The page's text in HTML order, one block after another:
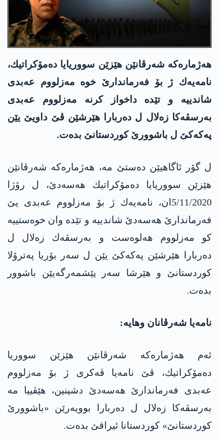
هه‌ژماره‌كه‌ شه‌رڤانێن هێزێن سووریایا ده‌مۆكراتیك،
نامه‌یه‌ك ژ بۆ فه‌رماندارێ خوه‌ مه‌زلووم عه‌بدی
شاندییه‌ و تێده‌ داخواز كرنه‌ مه‌زلووم عه‌بدی
به‌رسڤه‌كا زه‌لال ل ده‌ربارا هێرشێن ڤێ داویێ یێن
په‌كه‌كێ ل باشوورێ كوردستانێ بده‌ت.
ل گۆر ئاگاهیێن ده‌ستێ مه‌، هه‌ژماره‌كه‌ شه‌رڤانێن
هێزێن سووریایا ده‌مۆكراتیك هه‌سه‌دێ، ل رۆژا
5/11/2020ان، نامه‌یه‌ك ژ بۆ مه‌زلووم عه‌بدی یێ
فه‌رماندارێ هه‌سه‌دێ شاندییه‌ و تێده‌ وان خوه‌ستییه‌
كو مه‌زلووم هه‌لوه‌ست و به‌رسڤه‌ك زه‌لال ل
ده‌ربارا هێرشێن په‌كه‌كێ یێن ل سه‌ر بۆریا په‌ترۆلا
كوردستانێ و هێرشا سه‌ر پێشمه‌رگه‌یێن باشوور
بده‌ت.
نامه‌یا شه‌رڤانان وهایه‌:
ئه‌م هه‌ژماره‌كه‌ شه‌رڤانێن هێزێن سووریا
ده‌مۆكراتیك، ڤێ نامه‌یا ڤه‌كری ژ بۆ مه‌زلووم
عه‌بدی فه‌رماندارێ هه‌سه‌دێ دشینین، هێڤییا مه‌
به‌رسڤه‌كا زه‌لال ل ده‌ربارا بوویه‌رێن «باشوورێ
كوردستانێ» كوردستانا ئیراقێ بده‌ت.